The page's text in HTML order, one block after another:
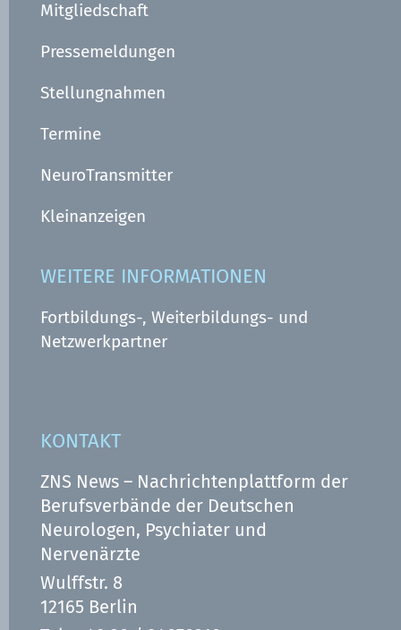
Mitgliedschaft
Pressemeldungen
Stellungnahmen
Termine
NeuroTransmitter
Kleinanzeigen
WEITERE INFORMATIONEN
Fortbildungs-, Weiterbildungs- und
Netzwerkpartner
KONTAKT
ZNS News – Nachrichtenplattform der
Berufsverbände der Deutschen
Neurologen, Psychiater und
Nervenärzte
Wulffstr. 8
12165 Berlin